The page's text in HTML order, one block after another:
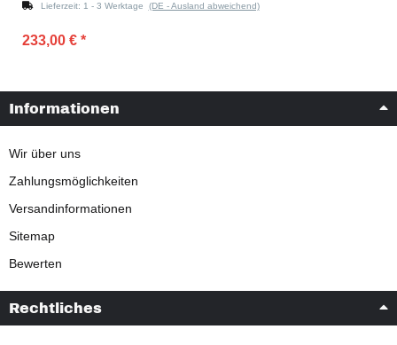
Lieferzeit: 1 - 3 Werktage (DE - Ausland abweichend)
233,00 € *
Informationen
Wir über uns
Zahlungsmöglichkeiten
Versandinformationen
Sitemap
Bewerten
Rechtliches